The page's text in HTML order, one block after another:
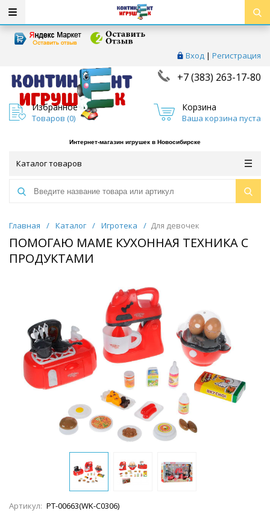
Вход | Регистрация
+7 (383) 263-17-80
Избранное
Товаров (0)
Корзина
Ваша корзина пуста
Интернет-магазин игрушек в Новосибирске
Каталог товаров
Главная / Каталог / Игротека / Для девочек
ПОМОГАЮ МАМЕ КУХОННАЯ ТЕХНИКА С
ПРОДУКТАМИ
Артикул: PT-00663(WK-C0306)